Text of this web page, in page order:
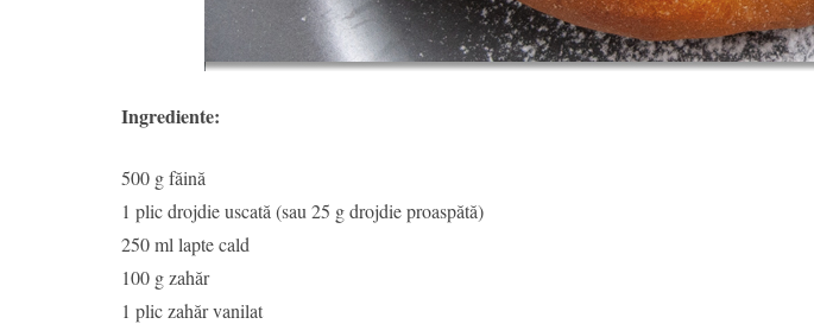
Ingrediente:
500 g făină
1 plic drojdie uscată (sau 25 g drojdie proaspătă)
250 ml lapte cald
100 g zahăr
1 plic zahăr vanilat